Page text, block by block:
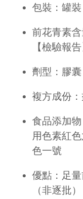
包裝：罐裝
前花青素
【檢驗報
劑型：膠囊
複方成份
食品添加
用色素紅
色一號
優點：足
（非逐批）